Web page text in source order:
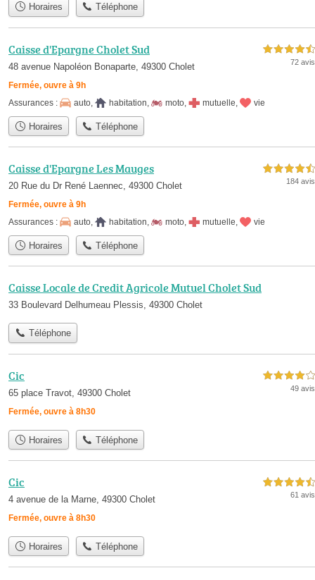
Horaires Téléphone
Caisse d'Epargne Cholet Sud
48 avenue Napoléon Bonaparte, 49300 Cholet
Fermée, ouvre à 9h
4,5 étoiles sur 5
72 avis
Assurances : auto habitation moto mutuelle vie
Horaires Téléphone
Caisse d'Epargne Les Mauges
20 Rue du Dr René Laennec, 49300 Cholet
Fermée, ouvre à 9h
4,5 étoiles sur 5
184 avis
Assurances : auto, habitation, moto, mutuelle, vie
Horaires Téléphone
Caisse Locale de Credit Agricole Mutuel Cholet Sud
33 Boulevard Delhumeau Plessis, 49300 Cholet
Téléphone
Cic
65 place Travot, 49300 Cholet
Fermée, ouvre à 8h30
4,0 étoiles sur 5
49 avis
Horaires Téléphone
Cic
4 avenue de la Marne, 49300 Cholet
Fermée, ouvre à 8h30
4,5 étoiles sur 5
61 avis
Horaires Téléphone